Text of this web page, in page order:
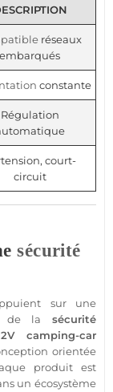
réseaux
embarqués
constante
Régulation
court-
circuit
sécurité
sur une
de la sécurité
camping-car
orientée
produit est
un écosystème